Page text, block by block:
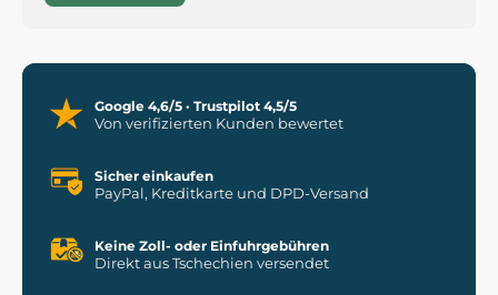
Google 4,6/5 · Trustpilot 4,5/5
Von verifizierten Kunden bewertet
Sicher einkaufen
PayPal, Kreditkarte und DPD-Versand
Keine Zoll- oder Einfuhrgebühren
Direkt aus Tschechien versendet